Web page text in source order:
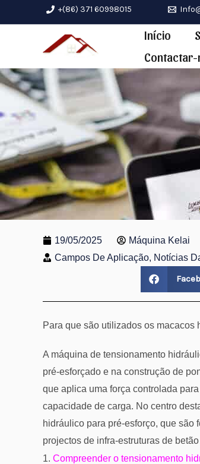
para
+(86) 371 60998015
Início
19/05/2025
Máquina Kelai
Campos De Aplicação, Notícias
Para que são utilizados os macacos
A máquina de tensionamento
pré-esforçado e na construção de
que aplica uma força controlada
capacidade de carga. No centro
hidráulico para pré-esforço, que são
projectos de infra-estruturas de
1. Compreender o tensionamento